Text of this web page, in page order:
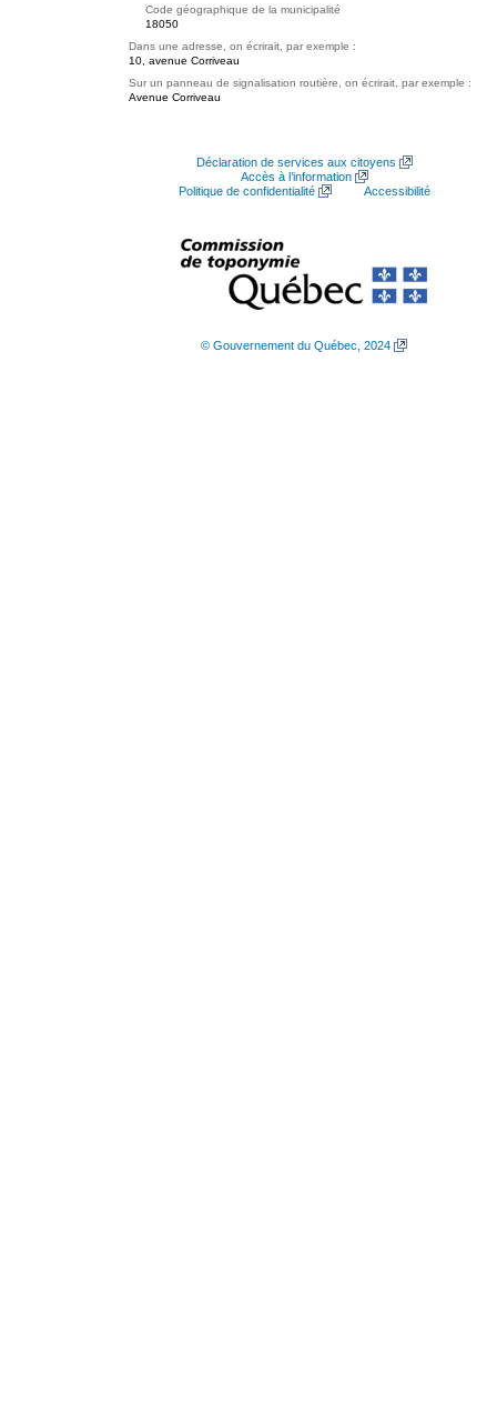
Code géographique de la municipalité
18050
Dans une adresse, on écrirait, par exemple :
10, avenue Corriveau
Sur un panneau de signalisation routière, on écrirait, par exemple :
Avenue Corriveau
Déclaration de services aux citoyens
Accès à l’information
Politique de confidentialité
Accessibilité
© Gouvernement du Québec, 2024